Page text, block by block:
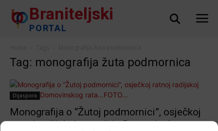
Braniteljski
PORTAL
Tag: monografija žuta podmornica
Dijaspora
Monografija o “Žutoj podmornici”, osječkoj
ratnoj radijskoj postaji iz Domovinskog